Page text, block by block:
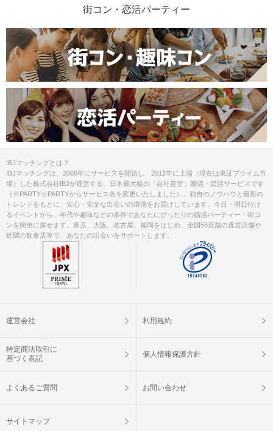
街コン・恋活パーティー
IBJマッチングとは？
IBJマッチングは、2006年にサービスを開始し、2012年に上場（現在は東証プライム市
場）した株式会社IBJが運営する、日本最大級の「自社直営」婚活・恋活サービスです
（※PARTY☆PARTYからサービス名を変更いたしました）。独自のノウハウと最新の
トレンドをもとに、安心・安全な出会いの環境をお届けしています。今日・明日行け
るイベントから、年代や趣味などの条件であなたにぴったりの婚活パーティー・街コ
ンを簡単に探せます。東京、大阪、名古屋、福岡をはじめ、全国56店舗の直営店舗や
近隣の飲食店等で、あなたの出会いをサポートします。
運営会社 利用規約
特定商法取引に
基づく表記
個人情報保護方針
よくあるご質問 お問い合わせ
サイトマップ